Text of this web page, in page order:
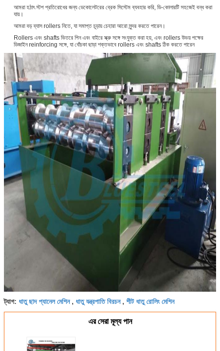
আমরা হঠাৎ স্টপ প্রতিরোধের জন্য ডেকোলেটরের ব্রেক সিস্টেম ব্যবহার করি, ডি-কোলারটি সহজেই বন্ধ করা
যায়।
আমরা বড় ব্যাস rollers নিতে, যা সমাপ্ত চূড়ায় চেহারা আরো সুন্দর করতে পারেন।
Rollers এবং shafts ভিতরে পিন এবং বাইরে স্ক্রু সঙ্গে সংযুক্ত করা হয়, এবং rollers উভয় পক্ষের
ডিজাইন reinforcing সঙ্গে, যা বোঁচকা ছাড়া শক্তভাবে rollers এবং shafts ঠিক করতে পারেন
ট্যাগ: ধাতু ছাদ প্যানেল মেশিন, ধাতু যন্ত্রপাতি বিরচন, শীট ধাতু রোলিং মেশিন
এর সেরা মূল্য পান